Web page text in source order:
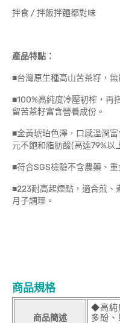
拌食 / 拌飯拌麵都對味
產品特點：
■台灣原生種高山苦茶籽，
■100%高純度冷壓初榨，再
留苦茶籽富含營養成份。
■金黃琥珀色澤，口感溫潤
元不飽和脂肪酸(高達79%以
■符合SGS檢驗不含農藥、重
■223耐高起煙點，適合煎、
月子調理。
商品規格
商品簡述
◆高純
多酚